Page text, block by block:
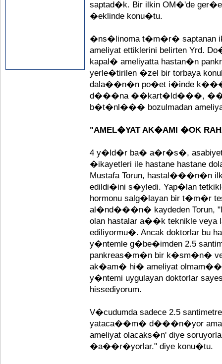
saptad�k. Bir ilkin OM�'de
�eklinde konu�tu.
�ns�linoma t�m�r� saptanan
ameliyat ettiklerini belirten Yrd.
kapal� ameliyatta hastan�n
yerle�tirilen �zel bir torbaya
dala��n�n po�et i�inde
d���na ��kart�ld���,
b�t�nl��� bozulmadan
"AMEL�YAT AK�AMI �OK
4 y�ld�r ba� a�r�s�,
�ikayetleri ile hastane hastane
Mustafa Torun, hastal���n�n
edildi�ini s�yledi. Yap�lan
hormonu salg�layan bir t�m�r
al�nd���n� kaydeden Torun,
olan hastalar a��k teknikle veya
ediliyormu�. Ancak doktorlar bu
y�ntemle g�be�imden 2.5
pankreas�m�n bir k�sm�n�
ak�am� hi� ameliyat olmam��
y�ntemi uygulayan doktorlar
hissediyorum.
V�cudumda sadece 2.5
yataca��m� d���n�yor ama
ameliyat olacaks�n' diye
�a��r�yorlar." diye konu�tu.